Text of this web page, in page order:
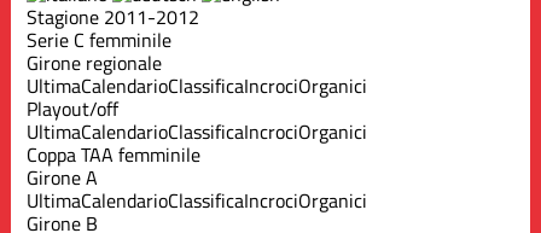
Stagione 2011-2012
Serie C femminile
Girone regionale
UltimaCalendarioClassificaIncrociOrganici
Playout/off
UltimaCalendarioClassificaIncrociOrganici
Coppa TAA femminile
Girone A
UltimaCalendarioClassificaIncrociOrganici
Girone B